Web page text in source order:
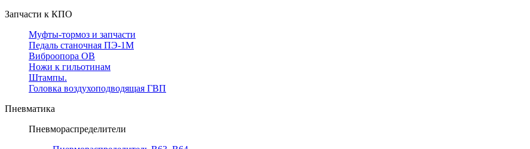
Запчасти к КПО
Муфты-тормоз и запчасти
Педаль станочная ПЭ-1М
Виброопора ОВ
Ножи к гильотинам
Штампы.
Головка воздухоподводящая ГВП
Пневматика
Пневмораспределители